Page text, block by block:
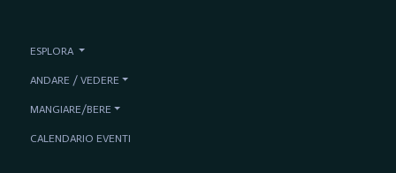
ESPLORA
ANDARE / VEDERE
MANGIARE/BERE
CALENDARIO EVENTI